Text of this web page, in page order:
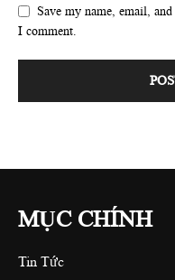
Save my name, email,
I comment.
MỤC CHÍNH
Tin Tức